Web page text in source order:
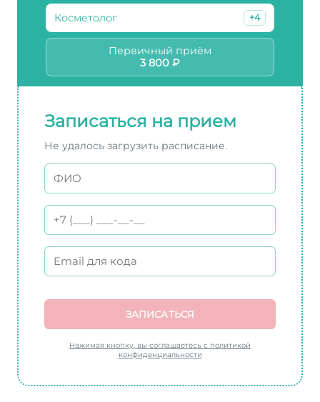
Косметолог +4
Первичный приём
3 800 ₽
Записаться на прием
Не удалось загрузить расписание.
ЗАПИСАТЬСЯ
Нажимая кнопку, вы соглашаетесь с политикой
конфиденциальности